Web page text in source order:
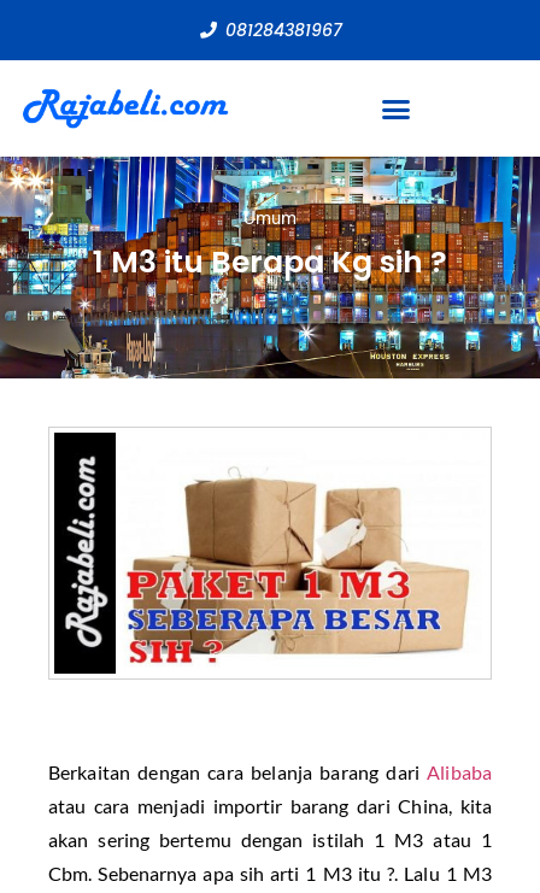
081284381967
Umum
1 M3 itu Berapa Kg sih ?
Berkaitan dengan cara belanja barang dariAlibaba
atau cara menjadi importir barang dari China, kita
akan sering bertemu dengan istilah 1 M3 atau 1
Cbm. Sebenarnya apa sih arti 1 M3 itu ?. Lalu 1 M3